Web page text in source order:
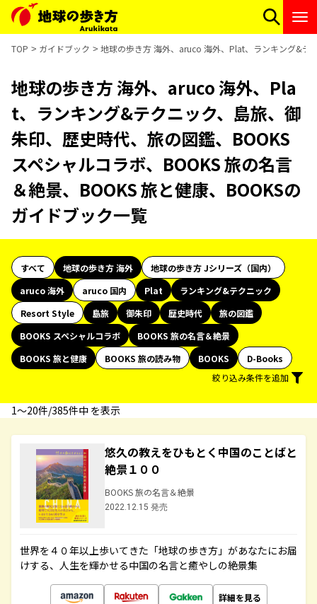
TOP ガイドブック 地球の歩き方 海外、aruco 海外、Plat、ランキング&テ
地球の歩き方 海外、aruco 海外、Pla
t、ランキング&テクニック、島旅、御
朱印、歴史時代、旅の図鑑、BOOKS
スペシャルコラボ、BOOKS 旅の名言
＆絶景、BOOKS 旅と健康、BOOKSの
ガイドブック一覧
すべて 地球の歩き方 海外
地球の歩き方 Jシリーズ（国内）
aruco 海外
aruco 国内 Plat
ランキング&テクニック
Resort Style
島旅 御朱印 歴史時代
旅の図鑑
BOOKS スペシャルコラボ
BOOKS 旅の名言＆絶景
BOOKS 旅と健康
BOOKS 旅の読み物 BOOKS
D-Books
絞り込み条件を追加
1〜20件/385件中 を表示
悠久の教えをひもとく中国のことばと
絶景１００
BOOKS 旅の名言＆絶景
2022.12.15 発売
世界を４０年以上歩いてきた「地球の歩き方」があなたにお届
けする、人生を輝かせる中国の名言と癒やしの絶景集
詳細を見る